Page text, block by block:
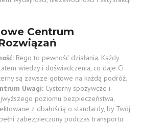
Centrum
Rego to pewność działania. Każdy
wiedzy i doświadczenia, co daje Ci
są zawsze gotowe na każdą podróż.
Uwagi: Cysterny spożywcze i
poziomu bezpieczeństwa.
z dbałością o standardy, by Twój
zabezpieczony podczas transportu.